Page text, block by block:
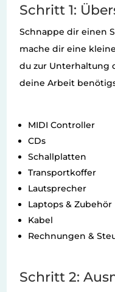
Schritt 1:
Schnappe dir einen
mache dir eine
du zur Unterhaltung
deine Arbeit
MIDI Controller
CDs
Schallplatten
Transportkoffer
Lautsprecher
Laptops & Zubehör
Kabel
Rechnungen &
Schritt 2: